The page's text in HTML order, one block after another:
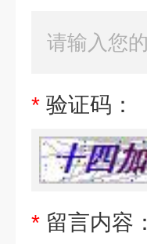
* 验证码：
* 留言内容：